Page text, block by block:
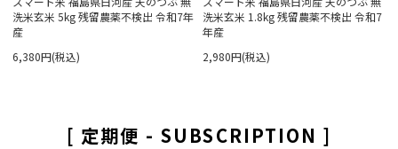
洗米玄米 5kg 残留農薬不検出 令和7年
産
6,380円(税込)
洗米玄米 1.8kg 残留農薬不検出 令和7
年産
2,980円(税込)
[ 定期便 - SUBSCRIPTION ]